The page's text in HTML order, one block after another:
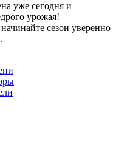
уже сегодня и
урожая!
сезон уверенно